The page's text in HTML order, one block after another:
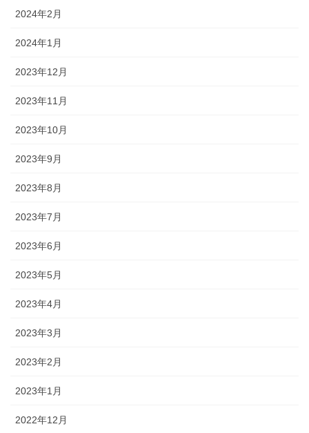
2024年2月
2024年1月
2023年12月
2023年11月
2023年10月
2023年9月
2023年8月
2023年7月
2023年6月
2023年5月
2023年4月
2023年3月
2023年2月
2023年1月
2022年12月